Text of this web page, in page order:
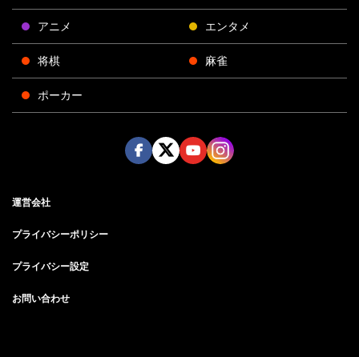
アニメ エンタメ
将棋 麻雀
ポーカー
運営会社
プライバシーポリシー
プライバシー設定
お問い合わせ